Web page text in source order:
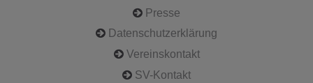
Presse
Datenschutzerklärung
Vereinskontakt
SV-Kontakt